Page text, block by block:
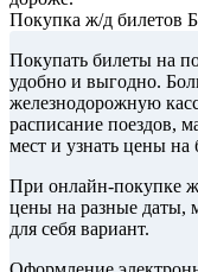
Покупка ж/д билетов
Покупать билеты на
удобно и выгодно.
железнодорожную
расписание поездов,
мест и узнать цены на
При онлайн-покупке
цены на разные даты,
для себя вариант.